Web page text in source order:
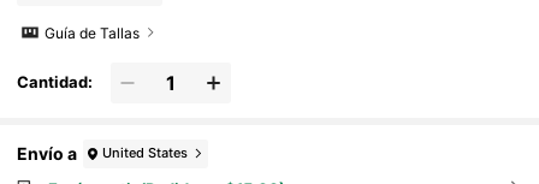
Guía de Tallas
Cantidad:
Envío a United States